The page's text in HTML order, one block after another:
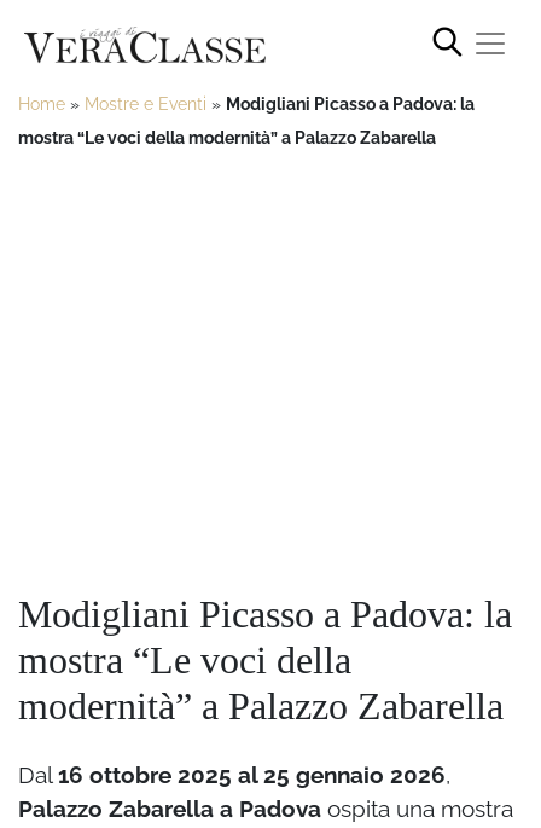
Home » Mostre e Eventi » Modigliani Picasso a Padova: la
mostra “Le voci della modernità” a Palazzo Zabarella
Modigliani Picasso a Padova: la
mostra “Le voci della
modernità” a Palazzo Zabarella
Dal16 ottobre 2025 al 25 gennaio 2026,
Palazzo Zabarella a Padova ospita una mostra